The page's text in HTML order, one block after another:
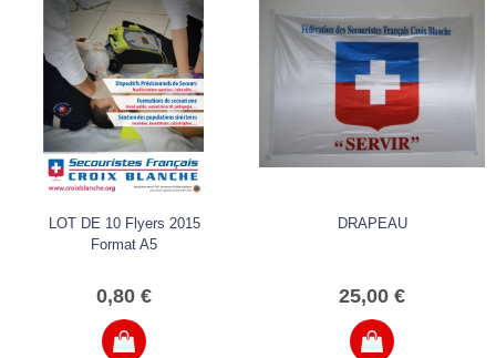
LOT DE 10 Flyers 2015
Format A5
0,80 €
DRAPEAU
25,00 €